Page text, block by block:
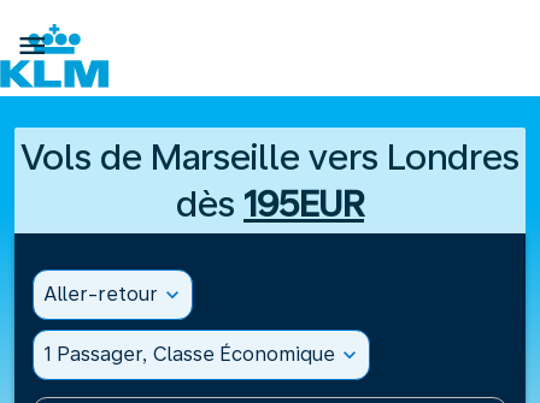

Vols de Marseille vers Londres
dès 195EUR
Aller-retour expand_more
1 Passager, Classe Économique expand_more